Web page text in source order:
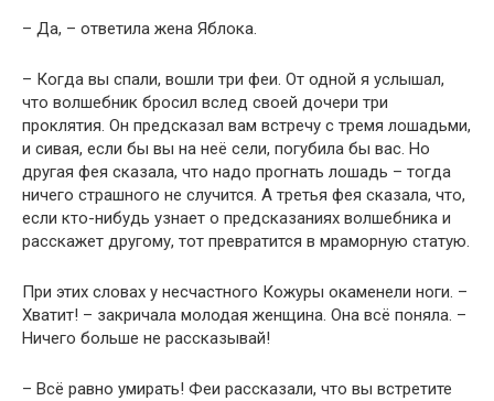
– Да, – ответила жена Яблока.
– Когда вы спали, вошли три феи. От одной я услышал,
что волшебник бросил вслед своей дочери три
проклятия. Он предсказал вам встречу с тремя лошадьми,
и сивая, если бы вы на неё сели, погубила бы вас. Но
другая фея сказала, что надо прогнать лошадь – тогда
ничего страшного не случится. А третья фея сказала, что,
если кто-нибудь узнает о предсказаниях волшебника и
расскажет другому, тот превратится в мраморную статую.
При этих словах у несчастного Кожуры окаменели ноги. –
Хватит! – закричала молодая женщина. Она всё поняла. –
Ничего больше не рассказывай!
– Всё равно умирать! Феи рассказали, что вы встретите